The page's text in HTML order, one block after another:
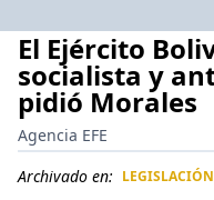
El Ejército
socialista y
pidió Morales
Agencia EFE
Archivado en: LEGISLACIÓN